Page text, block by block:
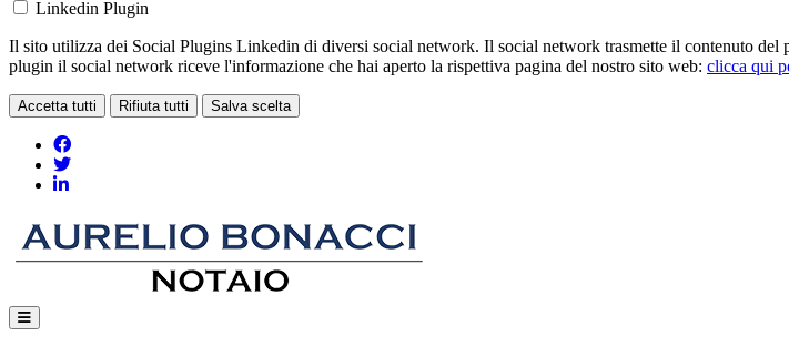
Linkedin Plugin
Il sito utilizza dei Social Plugins Linkedin di diversi social network. Il social network trasmette il contenuto
plugin il social network riceve l'informazione che hai aperto la rispettiva pagina del nostro sito web: clicca qui
Accetta tutti Rifiuta tutti Salva scelta